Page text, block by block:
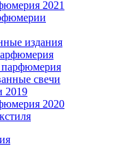
2021
издания
парфюмерия
свечи
2019
2020